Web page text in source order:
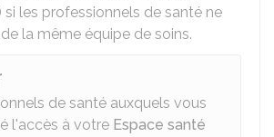
si les professionnels de santé ne
la même équipe de soins.
de santé auxquels vous
l'accès à votre Espace santé